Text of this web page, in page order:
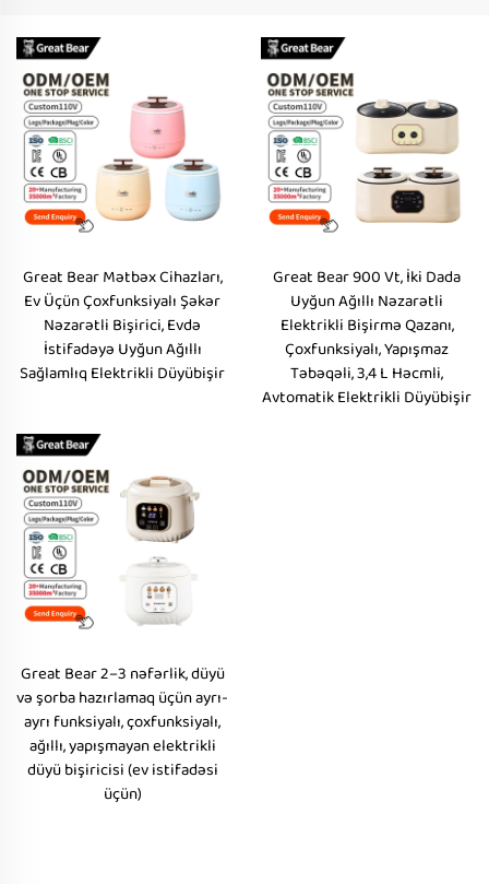
Great Bear Mətbəx Cihazları,
Ev Üçün Çoxfunksiyalı Şəkər
Nəzarətli Bişirici, Evdə
İstifadəyə Uyğun Ağıllı
Sağlamlıq Elektrikli Düyübişir
Great Bear 900 Vt, İki Dada
Uyğun Ağıllı Nəzarətli
Elektrikli Bişirmə Qazanı,
Çoxfunksiyalı, Yapışmaz
Təbəqəli, 3,4 L Həcmli,
Avtomatik Elektrikli Düyübişir
Great Bear 2–3 nəfərlik, düyü
və şorba hazırlamaq üçün ayrı-
ayrı funksiyalı, çoxfunksiyalı,
ağıllı, yapışmayan elektrikli
düyü bişiricisi (ev istifadəsi
üçün)